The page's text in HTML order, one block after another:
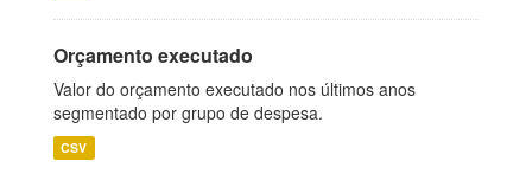
Orçamento executado
Valor do orçamento executado nos últimos anos
segmentado por grupo de despesa.
CSV